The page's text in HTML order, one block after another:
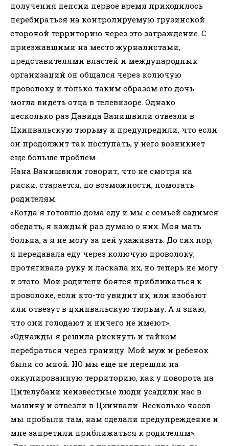
получения пенсии первое время приходилось
перебираться на контролируемую грузинской
стороной территорию через это заграждение. С
приезжавшими на место журналистами,
представителями властей и международных
организаций он общался через колючую
проволоку и только таким образом его дочь
могла видеть отца в телевизоре. Однако
несколько раз Давида Ванишвили отвезли в
Цхинвальскую тюрьму и предупредили, что если
он продолжит так поступать, у него возникнет
еще больше проблем.
Нана Ванишвили говорит, что не смотря на
риски, старается, по возможности, помогать
родителям.
«Когда я готовлю дома еду и мы с семьей садимся
обедать, я каждый раз думаю о них. Моя мать
больна, а я не могу за ней ухаживать. До сих пор,
я передавала еду через колючую проволоку,
протягивала руку и ласкала их, но теперь не могу
и этого. Мои родители боятся приближаться к
проволоке, если кто-то увидит их, или изобьют
или отвезут в цхинвальскую тюрьму. А я знаю,
что они голодают и ничего не имеют».
«Однажды я решила рискнуть и тайком
перебраться через границу. Мой муж и ребенок
были со мной. НО мы еще не перешли на
оккупированную территорию, как у поворота на
Цителубани неизвестные люди усадили нас в
машину и отвезли в Цхинвали. Несколько часов
мы пробыли там, нам сделали предупреждение и
мне запретили приближаться к родителям».